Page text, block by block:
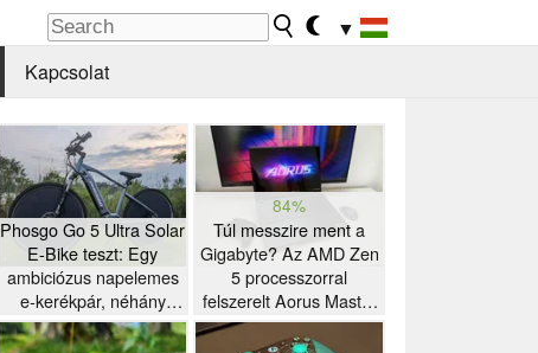
▼
Kapcsolat
Phosgo Go 5 Ultra Solar
E-Bike teszt: Egy
ambiciózus napelemes
e-kerékpár, néhány
furcsasággal
84%
Túl messzire ment a
Gigabyte? Az AMD Zen
5 processzorral
felszerelt Aorus Master
16 gamer laptop tesztje